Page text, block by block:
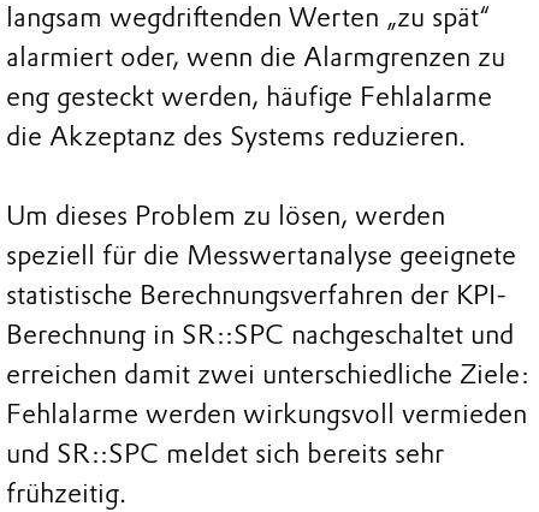
langsam wegdriftenden Werten „zu spät“
alarmiert oder, wenn die Alarmgrenzen zu
eng gesteckt werden, häufige Fehlalarme
die Akzeptanz des Systems reduzieren.
Um dieses Problem zu lösen, werden
speziell für die Messwertanalyse geeignete
statistische Berechnungsverfahren der KPI-
Berechnung in SR::SPC nachgeschaltet und
erreichen damit zwei unterschiedliche Ziele:
Fehlalarme werden wirkungsvoll vermieden
und SR::SPC meldet sich bereits sehr
frühzeitig.